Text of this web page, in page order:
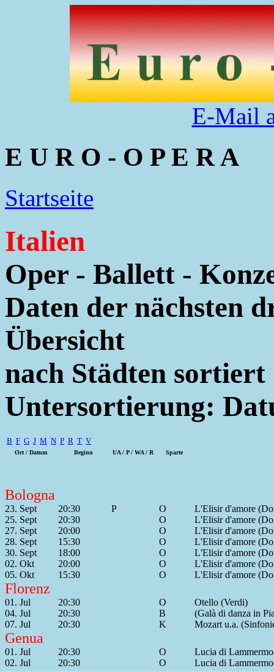
E-Mail
E U R O - O P E R A
Startseite
Italien
Oper - Ballett -
Daten der nächsten
Übersicht
nach Städten sortiert
Untersortierung:
B F G J M N P R T V
Ort / Datum Beginn UA / P / WA / R Sparte
Bologna
23. Sept 20:30 P O
L'Elisir d'amore
25. Sept
20:30 O
L'Elisir d'amore
27. Sept
20:00 O
L'Elisir d'amore
28. Sept
15:30 O
L'Elisir d'amore
30. Sept
18:00 O
L'Elisir d'amore
02. Okt
20:00 O
L'Elisir d'amore
05. Okt
15:30 O L'Elisir d'amore
Florenz
01. Jul 20:30 O
Otello (Verdi)
04. Jul
20:30 B
(Galà di danza in
07. Jul
20:30 K Mozart u.a.
Genua
01. Jul 20:30 O
Lucia di
02. Jul
20:30 O Lucia di